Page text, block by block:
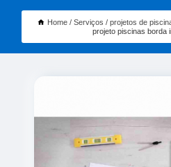
Home Serviços projetos de
projeto piscinas borda